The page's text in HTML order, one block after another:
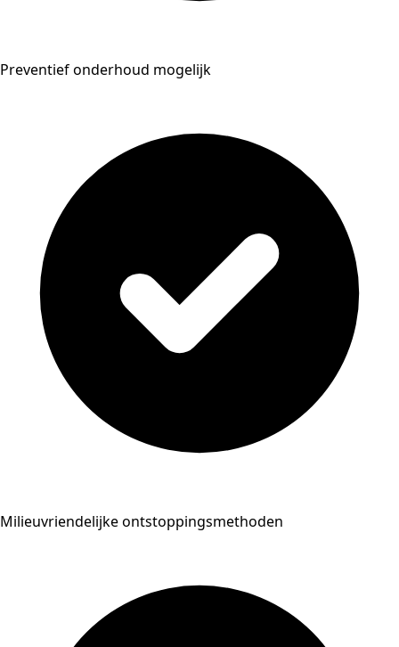
Preventief onderhoud mogelijk
Milieuvriendelijke ontstoppingsmethoden